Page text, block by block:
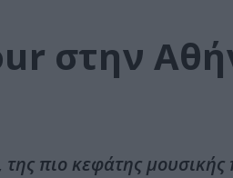
στην
πιο κεφάτης μουσικής